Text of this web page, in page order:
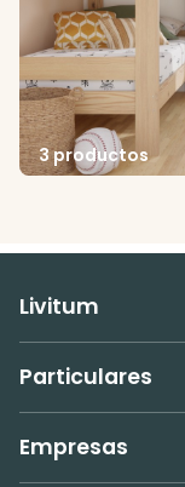
3 productos
Livitum
Particulares
Empresas